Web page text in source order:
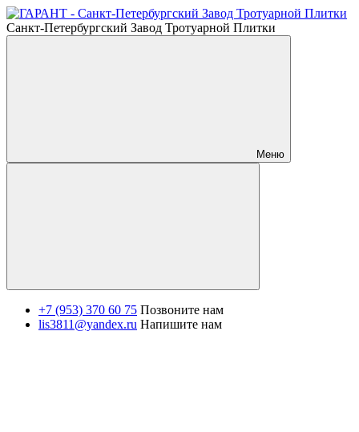
Санкт-Петербургский Завод Тротуарной Плитки
Меню
+7 (953) 370 60 75 Позвоните нам
lis3811@yandex.ru Напишите нам